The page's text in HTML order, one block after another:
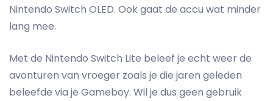
Nintendo Switch OLED. Ook gaat de accu wat minder
lang mee.
Met de Nintendo Switch Lite beleef je echt weer de
avonturen van vroeger zoals je die jaren geleden
beleefde via je Gameboy. Wil je dus geen gebruik